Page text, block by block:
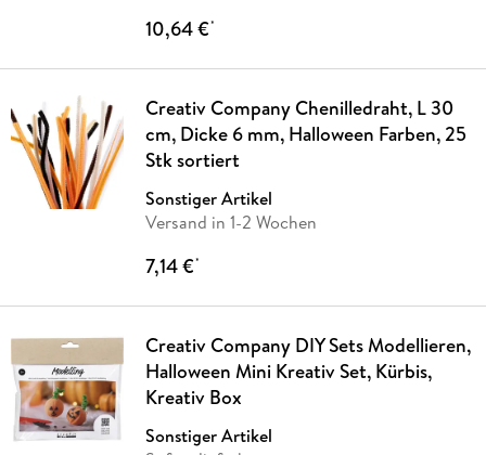
10,64 €*
Creativ Company Chenilledraht, L 30
cm, Dicke 6 mm, Halloween Farben, 25
Stk sortiert
Sonstiger Artikel
Versand in 1-2 Wochen
7,14 €*
Creativ Company DIY Sets Modellieren,
Halloween Mini Kreativ Set, Kürbis,
Kreativ Box
Sonstiger Artikel